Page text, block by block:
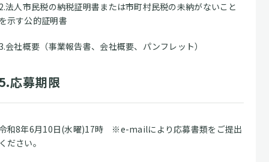
法人市民税の納税証明書または市町村民税の未納がないこと
示す公的証明書
会社概要（事業報告書、会社概要、パンフレット）
応募期限
和8年6月10日(水曜)17時 ※e-mailにより応募書類をご提出
ださい。